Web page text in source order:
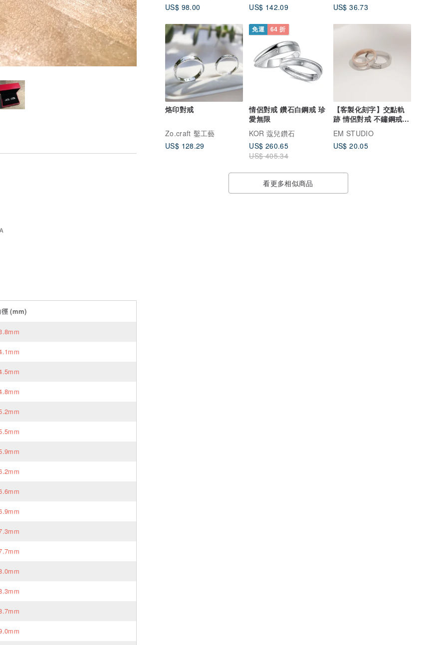
US$ 98.00
US$ 142.09
US$ 36.73
烙印對戒
Zo.craft 鑿工藝
US$ 128.29
免運 64 折
情侶對戒 鑽石白鋼戒 珍
愛無限
KOR 蔻兒鑽石
US$ 260.65
US$ 405.34
【客製化刻字】交點軌
跡 情侶對戒 不鏽鋼戒
極簡幾何
EM STUDIO
US$ 20.05
看更多相似商品
(mm)